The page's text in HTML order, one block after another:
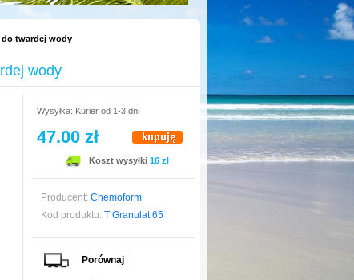
twardej wody
wody
Wysyłka: Kurier od 1-3 dni
47.00 zł
Koszt wysyłki 16 zł
Producent: Chemoform
Kod produktu: T Granulat 65
Porównaj